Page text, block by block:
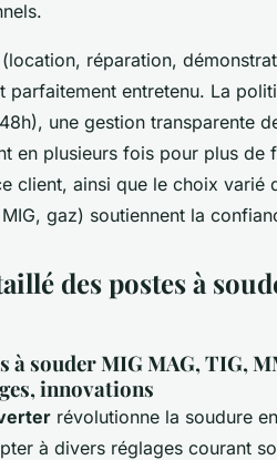
réparation,
parfaitement entretenu. La
une gestion transparente
en plusieurs fois pour plus de
client, ainsi que le choix varié
gaz) soutiennent la
des postes à
à souder MIG MAG, TIG,
innovations
révolutionne la soudure
à divers réglages courant